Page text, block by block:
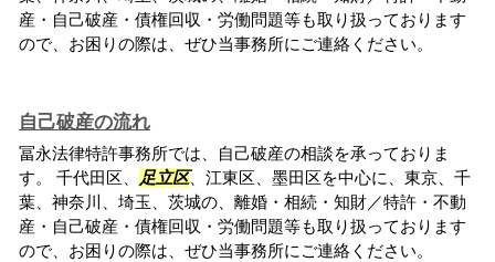
産・自己破産・債権回収・労働問題等も取り扱っております
ので、お困りの際は、ぜひ当事務所にご連絡ください。
自己破産の流れ
冨永法律特許事務所では、自己破産の相談を承っておりま
す。 千代田区、
足立区、江東区、墨田区を中心に、東京、千
葉、神奈川、埼玉、茨城の、離婚・相続・知財／特許・不動
産・自己破産・債権回収・労働問題等も取り扱っております
ので、お困りの際は、ぜひ当事務所にご連絡ください。